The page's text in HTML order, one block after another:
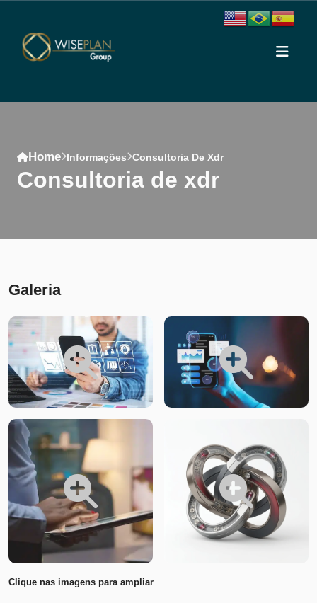
Home Informações Consultoria De Xdr
consultoria de xdr
Galeria
Clique nas imagens para ampliar